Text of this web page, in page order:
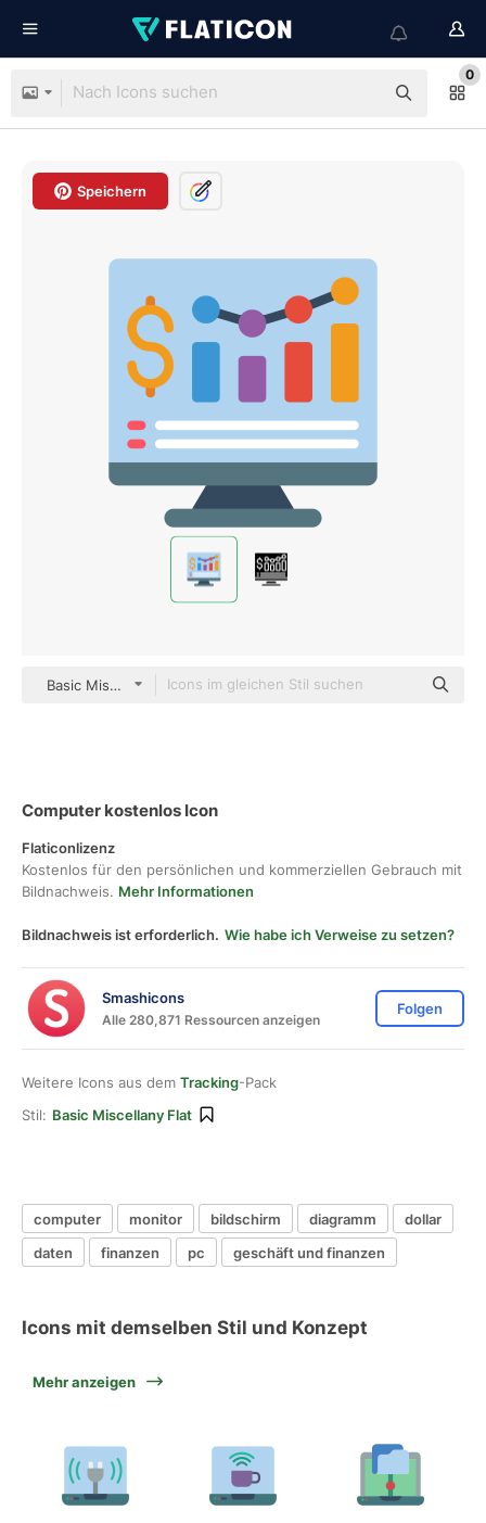
0
Speichern
Basic Miscellany Flat
Computer kostenlos Icon
Flaticonlizenz
Kostenlos für den persönlichen und kommerziellen Gebrauch mit
Bildnachweis. Mehr Informationen
Bildnachweis ist erforderlich. Wie habe ich Verweise zu setzen?
Smashicons
Alle 280,871 Ressourcen anzeigen
Folgen
Weitere Icons aus dem Tracking-Pack
Stil: Basic Miscellany Flat
computer monitor bildschirm diagramm
dollar
daten
finanzen pc geschäft und finanzen
Icons mit demselben Stil und Konzept
Mehr anzeigen